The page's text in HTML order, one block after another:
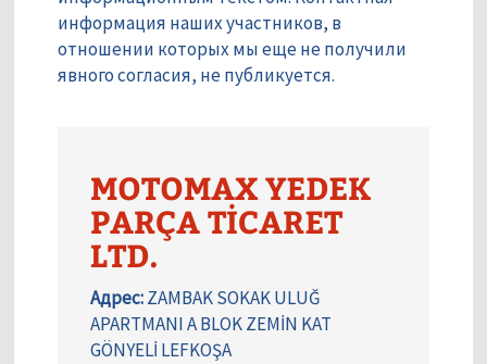
информация наших участников, в
отношении которых мы еще не получили
явного согласия, не публикуется.
MOTOMAX YEDEK
PARÇA TİCARET
LTD.
Адрес:ZAMBAK SOKAK ULUĞ
APARTMANI A BLOK ZEMİN KAT
GÖNYELİ LEFKOŞA